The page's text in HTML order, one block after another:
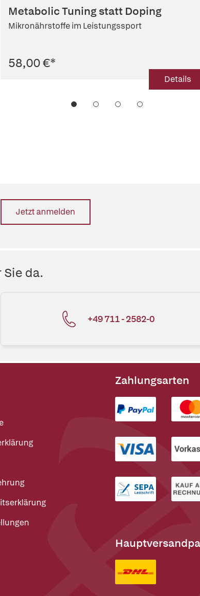
Metabolic Tuning statt Doping
Mikronährstoffe im Leistungssport
58,00 €*
Details
Jetzt anmelden
da.
+49 711 - 2582-0
Zahlungsarten